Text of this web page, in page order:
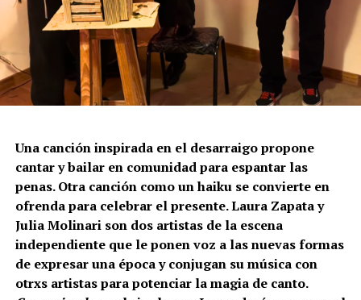
Una canción inspirada en el desarraigo propone
cantar y bailar en comunidad para espantar las
penas. Otra canción como un haiku se convierte en
ofrenda para celebrar el presente. Laura Zapata y
Julia Molinari son dos artistas de la escena
independiente que le ponen voz a las nuevas formas
de expresar una época y conjugan su música con
otrxs artistas para potenciar la magia de canto.